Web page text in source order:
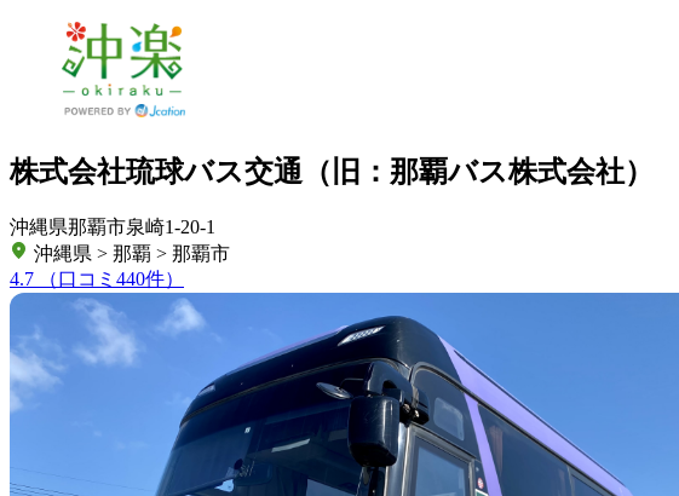
株式会社琉球バス交通（旧：那覇バス株式会社）
沖縄県那覇市泉崎1-20-1
沖縄県 > 那覇 > 那覇市
4.7
（口コミ440件）